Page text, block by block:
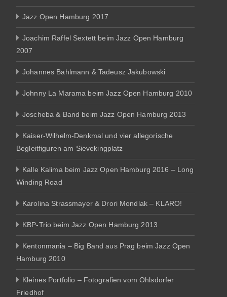
Jazz Open Hamburg 2017
Joachim Raffel Sextett beim Jazz Open Hamburg
2007
Johannes Bahlmann & Tadeusz Jakubowski
Johnny La Marama beim Jazz Open Hamburg 2010
Joscheba & Band beim Jazz Open Hamburg 2013
Kaiser-Wilhelm-Denkmal und vier allegorische
Begleitfiguren am Sievekingplatz
Kalle Kalima beim Jazz Open Hamburg 2016 – Long
Winding Road
Karolina Strassmayer & Drori Mondlak – KLARO!
KBP-Trio beim Jazz Open Hamburg 2013
Kentonmania – Big Band aus Prag beim Jazz Open
Hamburg 2010
Kleines Portfolio – Fotografien vom Ohlsdorfer
Friedhof